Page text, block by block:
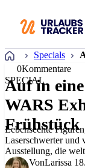
Startseite
Specials
0Kommentare
SPECIAL
Auf in
WARS
Lebensechte
Laserschwerter und
Ausstellung, die
die Chance, dabei
VonLarissa